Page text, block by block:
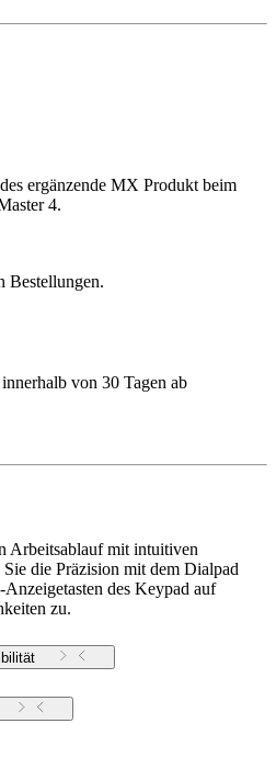
ergänzende MX Produkt beim
4.
Bestellungen.
innerhalb von 30 Tagen ab
Arbeitsablauf mit intuitiven
die Präzision mit dem Dialpad
des Keypad auf
zu.